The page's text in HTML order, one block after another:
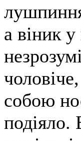
а віник у
собою